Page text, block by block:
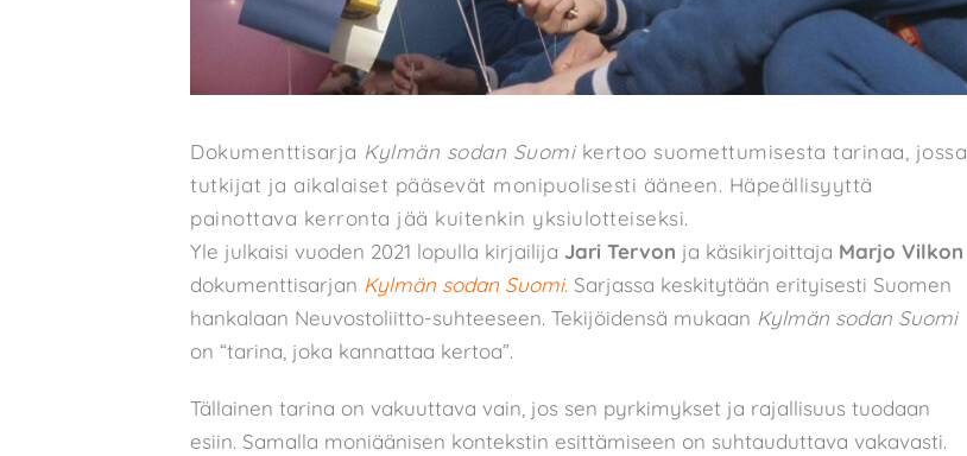
Dokumenttisarja Kylmän sodan Suomikertoo suomettumisesta tarinaa, jossa
tutkijat ja aikalaiset pääsevät monipuolisesti ääneen. Häpeällisyyttä
painottava kerronta jää kuitenkin yksiulotteiseksi.
Yle julkaisi vuoden 2021 lopulla kirjailija Jari Tervon ja käsikirjoittaja Marjo Vilkon
dokumenttisarjan Kylmän sodan Suomi. Sarjassa keskitytään erityisesti Suomen
hankalaan Neuvostoliitto-suhteeseen. Tekijöidensä mukaan Kylmän sodan Suomi
on “tarina, joka kannattaa kertoa”.
Tällainen tarina on vakuuttava vain, jos sen pyrkimykset ja rajallisuus tuodaan
esiin. Samalla moniäänisen kontekstin esittämiseen on suhtauduttava vakavasti.